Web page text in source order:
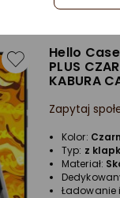
Hello Case
PLUS
KABURA
Zapytaj
Kolor:
Typ: z
Materiał:
Ładowanie